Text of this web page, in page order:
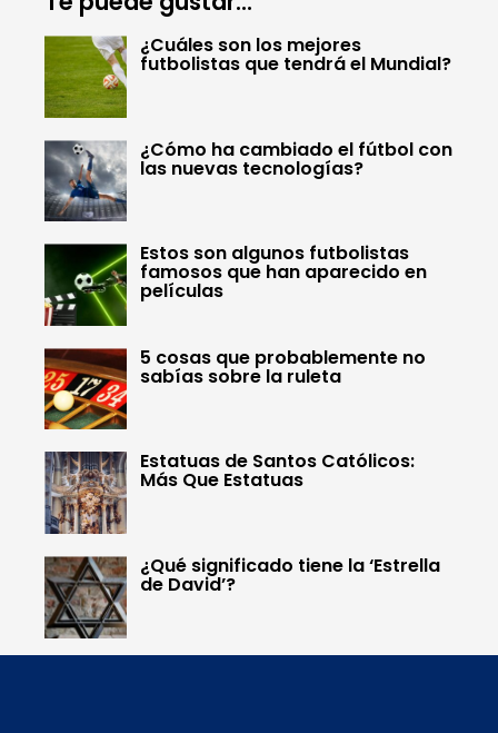
¿Cuáles son los mejores
futbolistas que tendrá el Mundial?
¿Cómo ha cambiado el fútbol con
las nuevas tecnologías?
Estos son algunos futbolistas
famosos que han aparecido en
películas
5 cosas que probablemente no
sabías sobre la ruleta
Estatuas de Santos Católicos:
Más Que Estatuas
¿Qué significado tiene la ‘Estrella
de David’?